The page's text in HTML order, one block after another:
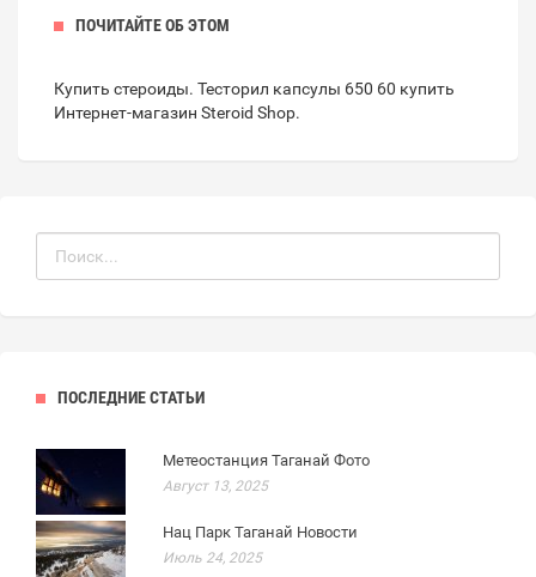
ПОЧИТАЙТЕ ОБ ЭТОМ
Купить стероиды. Тесторил капсулы 650 60 купить
Интернет-магазин Steroid Shop.
ПОСЛЕДНИЕ СТАТЬИ
Метеостанция Таганай Фото
Август 13, 2025
Нац Парк Таганай Новости
Июль 24, 2025